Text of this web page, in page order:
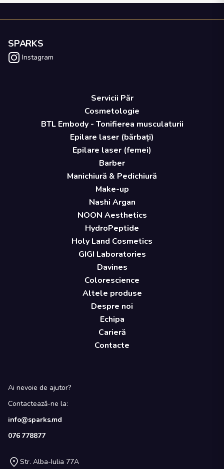
SPARKS
Instagram
Servicii Păr
Cosmetologie
BTL Embody - Tonifierea musculaturii
Epilare laser (bărbați)
Epilare laser (femei)
Barber
Manichiură & Pedichiură
Make-up
Nashi Argan
NOON Aesthetics
HydroPeptide
Holy Land Cosmetics
GIGI Laboratories
Davines
Colorescience
Altele produse
Despre noi
Echipa
Carieră
Contacte
Ai nevoie de ajutor?
Contactează-ne la:
info@sparks.md
076 778877
Str. Alba-Iulia 77A